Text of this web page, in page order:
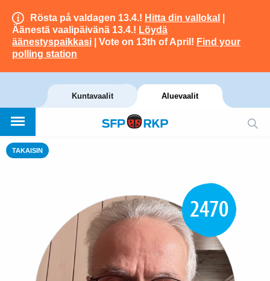
Rösta på valdagen 13.4.! Hitta din vallokal
Äänestä vaalipäivänä 13.4.! Löydä
äänestyspaikkasi | Vote on 13th of April! Find your
polling station
Kuntavaalit Aluevaalit
TAKAISIN
2470